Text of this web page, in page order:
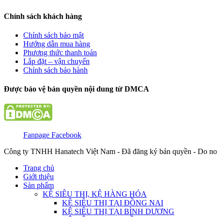
Chính sách khách hàng
Chính sách bảo mật
Hướng dẫn mua hàng
Phương thức thanh toán
Lắp đặt – vận chuyển
Chính sách bảo hành
Được bảo vệ bản quyền nội dung từ DMCA
Fanpage Facebook
Công ty TNHH Hanatech Việt Nam - Đã đăng ký bản quyền - Do
Trang chủ
Giới thiệu
Sản phẩm
KỆ SIÊU THỊ, KỆ HÀNG HÓA
KỆ SIÊU THỊ TẠI ĐỒNG NAI
KỆ SIÊU THỊ TẠI BÌNH DƯƠNG